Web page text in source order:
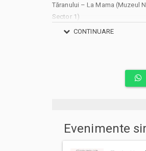
Tăranului – La Mama (Muzeul
Sector 1)
Powered by Teatru la Cinema
si costuri aditionale ce trebuie
emitere bilet, comisioane,
Prin cumpararea unui bilet
sa respecte Regulile de
CONTINUARE
Evenimente